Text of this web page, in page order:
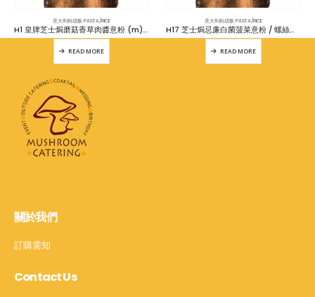
意大利粉或飯 PASTA/RICE
H1 皇牌芝士焗磨菇香草肉醬意粉 (m) (5磅)
READ MORE
意大利粉或飯 PASTA/RICE
H17 芝士焗忌廉白菌菠菜意粉 / 螺絲粉 / 長通粉 (v) (5磅)
READ MORE
關於我們
訂購需知
Contact Us